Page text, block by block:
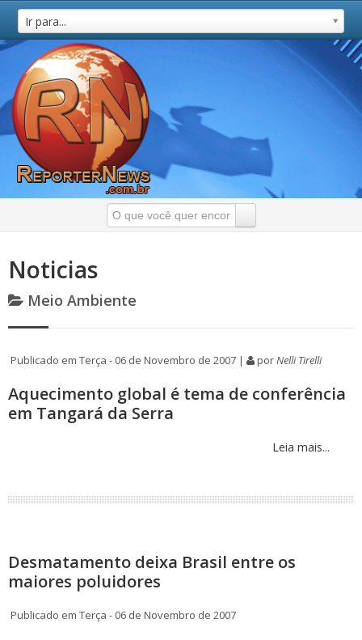
Ir para...
Noticias
Meio Ambiente
Publicado em Terça - 06 de Novembro de 2007 | porNelli Tirelli
Aquecimento global é tema de conferência
em Tangará da Serra
Leia mais...
Desmatamento deixa Brasil entre os
maiores poluidores
Publicado em Terça - 06 de Novembro de 2007